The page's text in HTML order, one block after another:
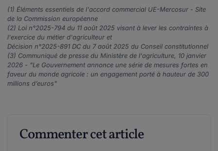
(1) Éléments essentiels de l'accord commercial UE-Mercosur - Site
de la Commission européenne
(2) Loi n°2025-794 du 11 août 2025 visant à lever les contraintes à
l'exercice du métier d'agriculteur et
Décision n°2025-891 DC du 7 août 2025 du Conseil constitutionnel
(3) Communiqué de presse du Ministère de l'agriculture, 10 janvier
2026 - "Le Gouvernement annonce une série de mesures fortes en
faveur du monde agricole : un engagement porté à hauteur de 300
millions d’euros"
Commenter cet article